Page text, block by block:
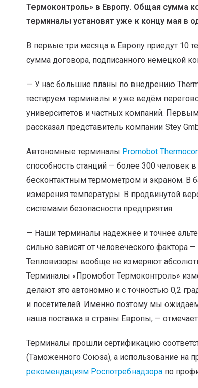
Термоконтроль» в Европу. Общая сумма
терминалы установят уже к концу мая в
В первые три месяца в Европу приедут 10
сумма договора, подписанного немецкой
— У нас большие планы по внедрению
тестируем терминалы и уже ведём
университетов и частных компаний.
рассказал представитель компании Stey
Автономные терминалы Promobot
способность станций — более 300 человек
бесконтактным термометром и экраном. В
измерения температуры. В продвинутой
системами безопасности предприятия.
— Наши терминалы надежнее и точнее
сильно зависят от человеческого фактора
Тепловизоры вообще не измеряют
Терминалы «Промобот Термоконтроль»
делают это автономно и с точностью 0,2
и посетителей. Именно поэтому мы
наша поставка в страны Европы, —
Терминалы прошли сертификацию
(Таможенного Союза), а использование на
рекомендациям Роспотребнадзора по